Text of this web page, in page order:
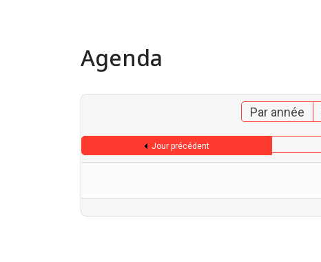
Agenda
Par année
Jour précédent